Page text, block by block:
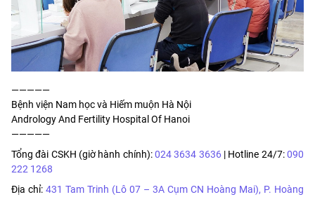
—————
Bệnh viện Nam học và Hiếm muộn Hà Nội
Andrology And Fertility Hospital Of Hanoi
—————
Tổng đài CSKH (giờ hành chính):024 3634 3636| Hotline 24/7:090
222 1268
Địa chỉ: 431 Tam Trinh (Lô 07 – 3A Cụm CN Hoàng Mai), P. Hoàng